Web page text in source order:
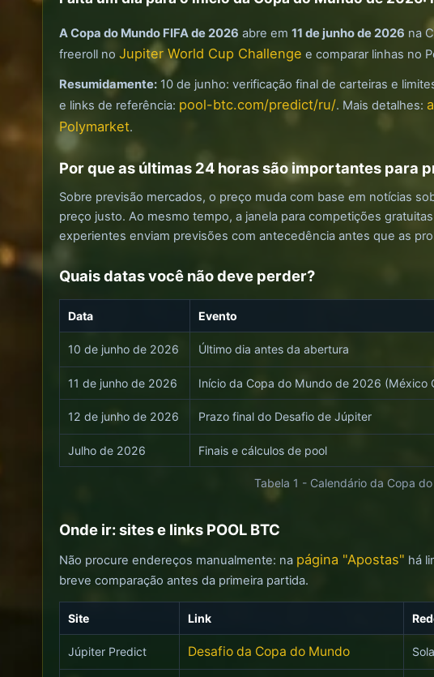
A Copa do Mundo FIFA de 2026 abre em 11 de junho de 2026 na
freeroll no Jupiter World Cup Challenge e comparar linhas no
Resumidamente: 10 de junho: verificação final de carteiras e
e links de referência: pool-btc.com/predict/ru/. Mais detalhes:
Polymarket.
Por que as últimas 24 horas são importantes para
Sobre previsão mercados, o preço muda com base em notícias
preço justo. Ao mesmo tempo, a janela para competições
experientes enviam previsões com antecedência antes que as
Quais datas você não deve perder?
Tabela 1 - Calendário da Copa
Data Evento
10 de junho de 2026 Último dia antes da abertura
11 de junho de 2026 Início da Copa do Mundo de 2026 (México
12 de junho de 2026 Prazo final do Desafio de Júpiter
Julho de 2026 Finais e cálculos de pool
Onde ir: sites e links POOL BTC
Não procure endereços manualmente: na página "Apostas" há
breve comparação antes da primeira partida.
Site Link
Júpiter Predict Desafio da Copa do Mundo